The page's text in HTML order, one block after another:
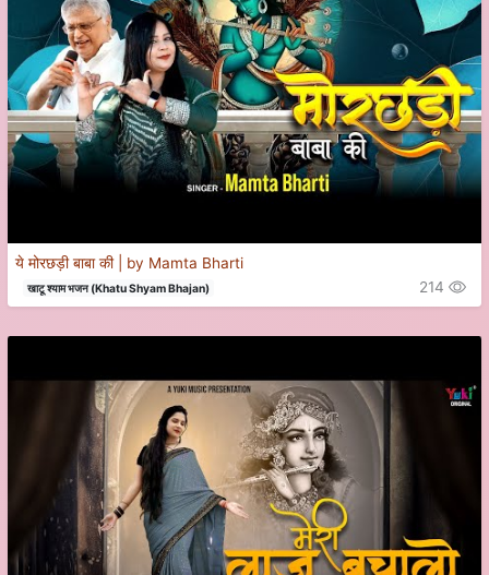
ये मोरछड़ी बाबा की | by Mamta Bharti
खाटू श्याम भजन (Khatu Shyam Bhajan) 214